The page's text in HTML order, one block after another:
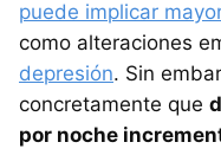
puede implicar
como alteraciones
depresión. Sin
concretamente que
por noche